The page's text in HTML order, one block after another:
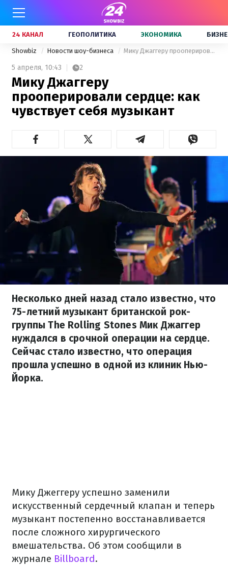
24 КАНАЛ ГЕОПОЛИТИКА ЭКОНОМИКА
Showbiz Новости шоу-бизнеса Мику Джаггеру прооперировали сердце: как чувствует себя музыкант
5 апреля, 10:43 2
Мику Джаггеру
прооперировали сердце: как
чувствует себя музыкант
Несколько дней назад стало известно, что
75-летний музыкант британской рок-
группы The Rolling Stones Мик Джаггер
нуждался в срочной операции на сердце.
Сейчас стало известно, что операция
прошла успешно в одной из клиник Нью-
Йорка.
Мику Джеггеру успешно заменили
искусственный сердечный клапан и теперь
музыкант постепенно восстанавливается
после сложного хирургического
вмешательства. Об этом сообщили в
журнале Billboard.